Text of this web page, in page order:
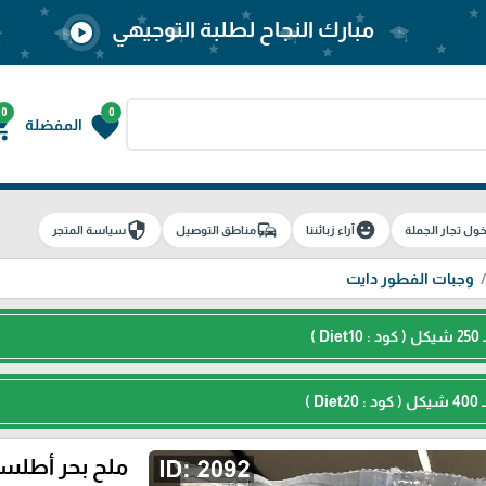
0
favorite المفضلة
0
مبارك النجاح لطلبة التوجيهي play_circle
تجار الجملة emoji_emotionsآراء زبائننا commuteمناطق التوصيل securityسياسة المتجر
وجبات الفطور دايت